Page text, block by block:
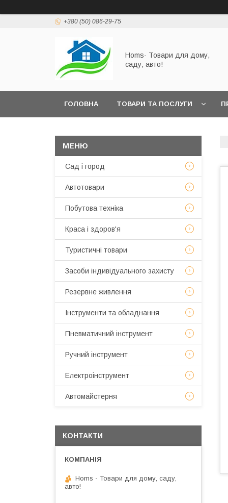
+380 (50) 086-29-75
Homs- Товари для дому,
саду, авто!
ГОЛОВНА ТОВАРИ ТА ПОСЛУГИ
Сад і город
Автотовари
Побутова техніка
Краса і здоров'я
Туристичні товари
Засоби індивідуального захисту
Резервне живлення
Інструменти та обладнання
Пневматичний інструмент
Ручний інструмент
Електроінструмент
Автомайстерня
КОНТАКТИ
Homs - Товари для дому, саду,
авто!